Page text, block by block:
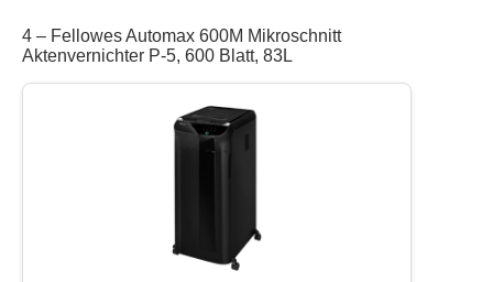
4 – Fellowes Automax 600M Mikroschnitt
Aktenvernichter P-5, 600 Blatt, 83L